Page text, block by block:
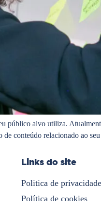
público alvo utiliza.
de conteúdo relacionado ao
Links do site
Politica de privacidade
Política de cookies